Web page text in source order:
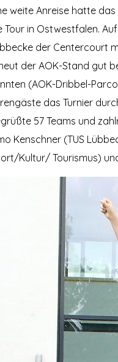
weite Anreise hatte
Tour in Ostwestfalen.
der Centercourt
der AOK-Stand gut
(AOK-Dribbel-
das Turnier
57 Teams und
Kenschner (TUS
Kultur/ Tourismus)